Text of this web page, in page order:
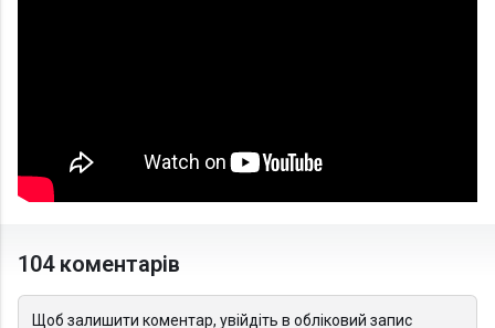
104 коментарів
Щоб залишити коментар, увійдіть в обліковий запис